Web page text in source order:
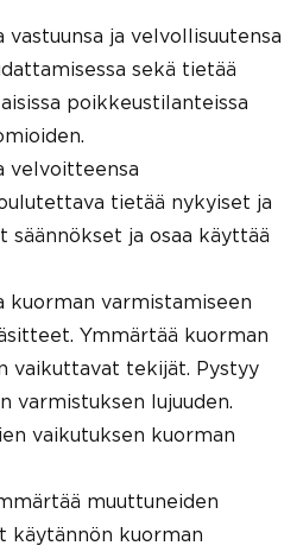
ja velvollisuutensa
sekä tietää
poikkeustilanteissa
velvoitteensa
tietää nykyiset ja
ja osaa käyttää
kuorman varmistamiseen
Ymmärtää kuorman
vaikuttavat tekijät. Pystyy
varmistuksen lujuuden.
vaikutuksen kuorman
muuttuneiden
käytännön kuorman